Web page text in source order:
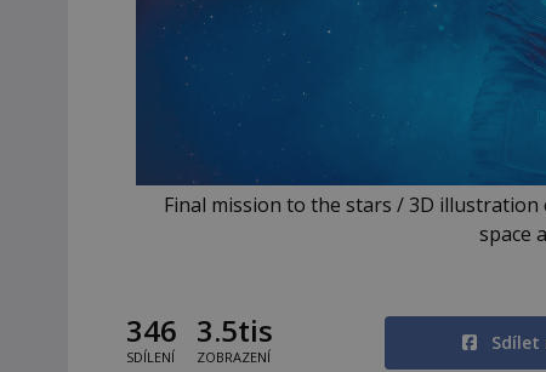
Final mission to the stars / 3D
space
346
SDÍLENÍ
3.5tis
ZOBRAZENÍ
Sdílet